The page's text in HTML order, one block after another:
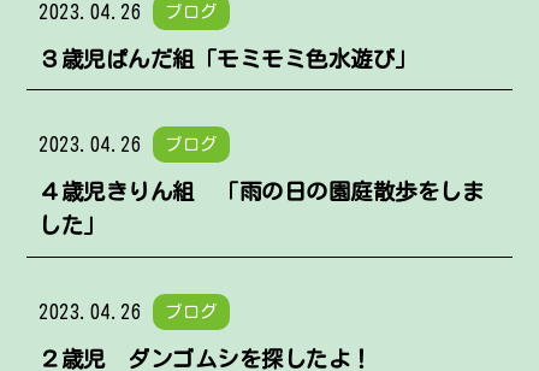
2023.04.26 ブログ
３歳児ぱんだ組「モミモミ色水遊び」
2023.04.26 ブログ
４歳児きりん組 「雨の日の園庭散歩をしま
した」
2023.04.26 ブログ
２歳児 ダンゴムシを探したよ！